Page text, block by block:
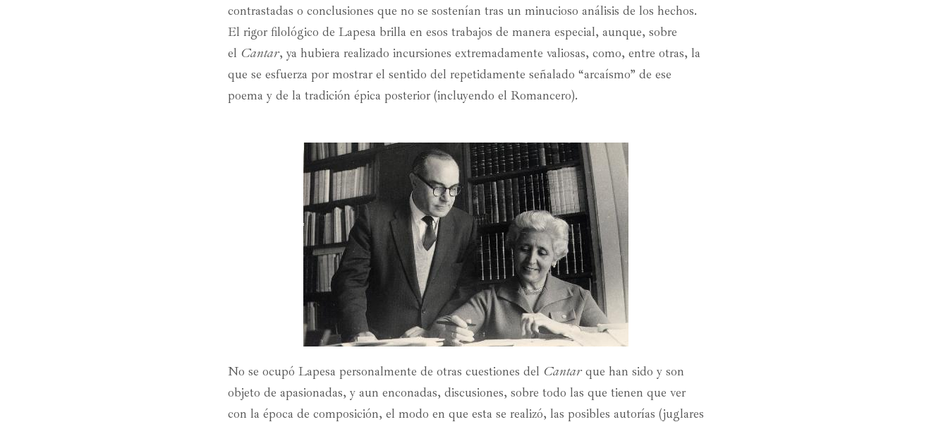
contrastadas o conclusiones que no se sostenían tras un minucioso análisis de los hechos.
El rigor filológico de Lapesa brilla en esos trabajos de manera especial, aunque, sobre
el Cantar, ya hubiera realizado incursiones extremadamente valiosas, como, entre otras, la
que se esfuerza por mostrar el sentido del repetidamente señalado “arcaísmo” de ese
poema y de la tradición épica posterior (incluyendo el Romancero).
No se ocupó Lapesa personalmente de otras cuestiones del Cantarque han sido y son
objeto de apasionadas, y aun enconadas, discusiones, sobre todo las que tienen que ver
con la época de composición, el modo en que esta se realizó, las posibles autorías (juglares